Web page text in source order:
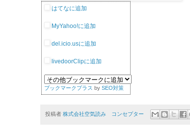
はてなに追加
MyYahoo!に追加
del.icio.usに追加
livedoorClipに追加
ブックマークプラス by SEO対策
投稿者 株式会社空気読み コンセプター